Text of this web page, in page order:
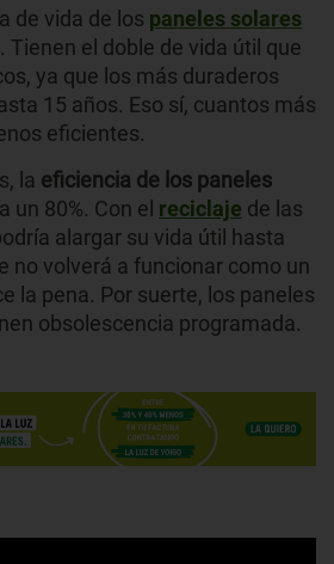
de vida de los paneles solares
. Tienen el doble de vida útil que
ya que los más duraderos
15 años. Eso sí, cuantos más
eficientes.
la eficiencia de los paneles
un 80%. Con el reciclaje de las
alargar su vida útil hasta
no volverá a funcionar como un
la pena. Por suerte, los paneles
obsolescencia programada.